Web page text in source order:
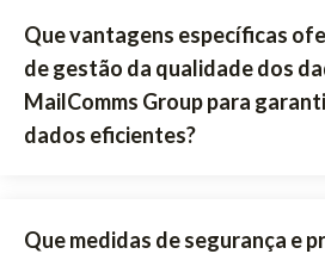
Que vantagens específicas
de gestão da qualidade dos
MailComms Group para
dados eficientes?
Que medidas de segurança e